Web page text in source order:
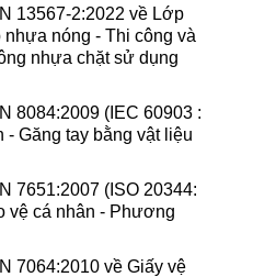
13567-2:2022 về Lớp
nóng - Thi công và
nhựa chặt sử dụng
8084:2009 (IEC 60903 :
- Găng tay bằng vật liệu
7651:2007 (ISO 20344:
vệ cá nhân - Phương
7064:2010 về Giấy vệ